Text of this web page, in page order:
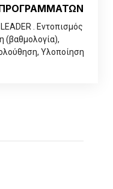
. Εντοπισμός
(βαθμολογία),
Υλοποίηση